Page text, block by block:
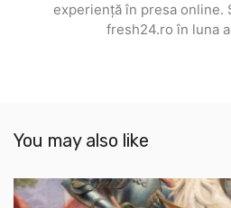
experiență în presa online.
fresh24.ro în luna
You may also like